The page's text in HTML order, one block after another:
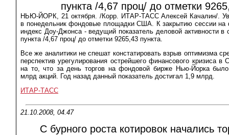
пункта /4,67 проц/ до отметки
НЬЮ-ЙОРК, 21 октября. /Корр. ИТАР-ТАСС Алексей Качалин/.
в понедельник фондовые площадки США. К закрытию сессии
индекс Доу-Джонса - ведущий показатель деловой активности в
пункта /4,67 проц/ до отметки 9265,43 пункта.
Все же аналитики не спешат констатировать взрыв оптимизма
перспектив урегулирования острейшего финансового кризиса
на то, что за день торгов на фондовой бирже Нью-Йорка
млрд акций. Год назад данный показатель достигал 1,9 млрд.
ИТАР-ТАСС
21.10.2008, 04.47
С бурного роста котировок начались